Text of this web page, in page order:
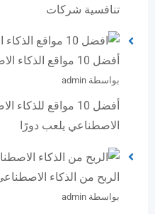
تنافسية شركات
أفضل 10 مواقع الذكاء الاصطناعي مجانًا
بواسطة admin
أفضل 10 مواقع
الاصطناعي يلعب دورًا
الربح من الذكاء الاصطناعي في 2025:
بواسطة admin